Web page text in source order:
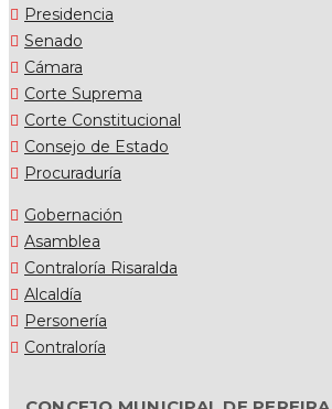
Presidencia
Senado
Cámara
Corte Suprema
Corte Constitucional
Consejo de Estado
Procuraduría
Gobernación
Asamblea
Contraloría Risaralda
Alcaldía
Personería
Contraloría